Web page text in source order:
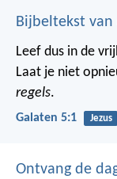
Bijbeltekst van
Leef dus in de
Laat je niet
regels.
Galaten 5:1 Jezus
Ontvang de